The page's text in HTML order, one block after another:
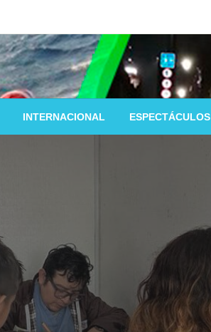
INTERNACIONAL ESPECTÁCULOS